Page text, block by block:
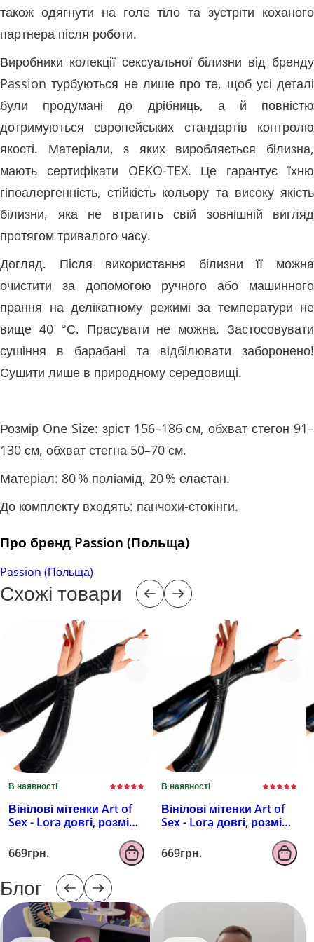
також одягнути на голе тіло та зустріти коханого
партнера після роботи.
Виробники колекції сексуальної білизни від бренду
Passion турбуються не лише про те, щоб усі деталі
були продумані до дрібниць, а й повністю
дотримуються європейських стандартів контролю
якості. Матеріали, з яких виробляється білизна,
мають сертифікати OEKO-TEX. Це гарантує їхню
гіпоалергенність, стійкість кольору та високу якість
білизни, яка не втратить свій зовнішній вигляд
протягом тривалого часу.
Догляд. Після використання білизни її можна
очистити за допомогою ручного або машинного
прання на делікатному режимі за температури не
вище 40 °С. Прасувати не можна. Застосовувати
сушіння в барабані та відбілювати заборонено!
Сушити лише в природному середовищі.
Розмір One Size: зріст 156–186 см, обхват стегон 91–
130 см, обхват стегна 50–70 см.
Матеріал: 80 % поліамід, 20 % еластан.
До комплекту входять: панчохи-стокінги.
Про бренд Passion (Польща)
Passion (Польща)
Схожі товари
В наявності
Вінілові мітенки Art of
Sex - Lora довгі, розмір
ефектом мокрого
оксамиту
669грн.
В наявності
Вінілові мітенки Art of
Sex - Lora довгі, розмір
ефектом голограми
669грн.
Блог